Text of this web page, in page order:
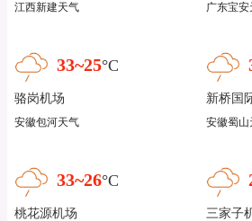
江西新建天气 广东宝安
33~25°C
骆岗机场
安徽包河天气
新桥国
安徽蜀山
33~26°C
桃花源机场 三家子